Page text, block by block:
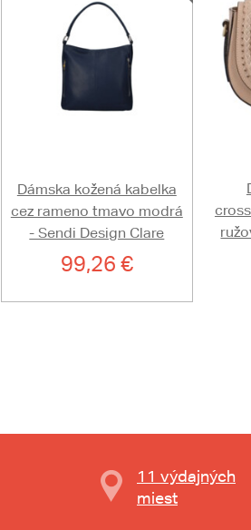
Dámska kožená kabelka
cez rameno tmavo modrá
- Sendi Design Clare
99,26 €
11 výdajných
miest